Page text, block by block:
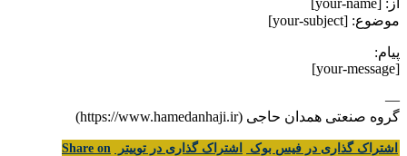
موضوع: [your-subject]
پیام:
[your-message]
—
گروه صنعتی همدان حاجی (https://www.hamedanhaji.ir)
اشتراک گذاری در فیس بوک اشتراک گذاری در توییتر
Share on